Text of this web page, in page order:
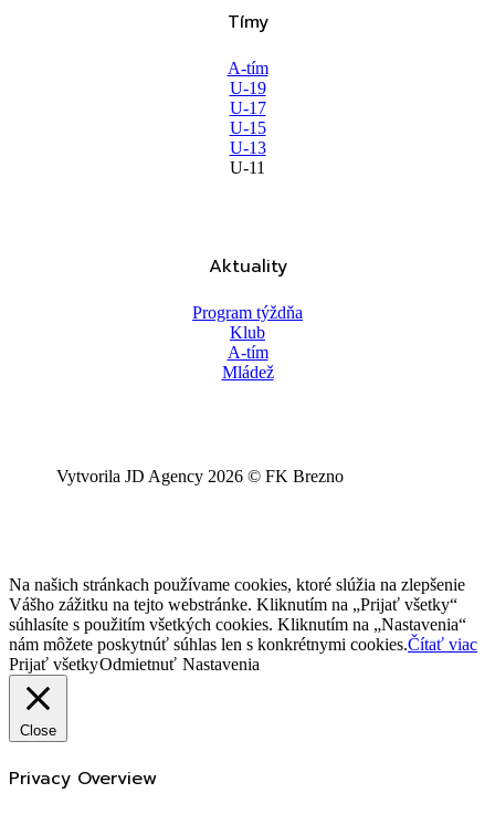
Tímy
A-tím
U-19
U-17
U-15
U-13
U-11
Aktuality
Program týždňa
Klub
A-tím
Mládež
Vytvorila JD Agency 2026 © FK Brezno
Na našich stránkach používame cookies, ktoré slúžia na zlepšenie
Vášho zážitku na tejto webstránke. Kliknutím na „Prijať všetky“
súhlasíte s použitím všetkých cookies. Kliknutím na „Nastavenia“
nám môžete poskytnúť súhlas len s konkrétnymi cookies.Čítať viac
Prijať všetkyOdmietnuť Nastavenia
Close
Privacy Overview